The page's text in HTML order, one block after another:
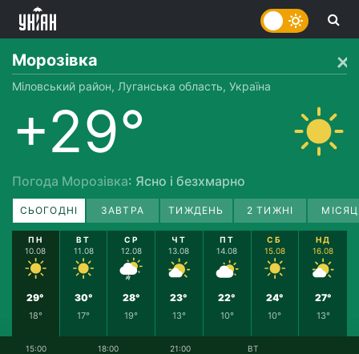
Морозівка
Міловський район, Луганська область, Україна
+29°
Погода Морозівка: Ясно і безхмарно
СЬОГОДНІ ЗАВТРА ТИЖДЕНЬ 2 ТИЖНІ
ПН
10.08
29°
18°
ВТ
11.08
30°
17°
СР
12.08
28°
19°
ЧТ
13.08
23°
13°
ПТ
14.08
22°
10°
СБ
15.08
24°
10°
НД
16.08
27°
13°
15:00 18:00 21:00 ВТ